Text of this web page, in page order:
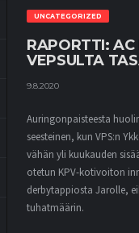
UNCATEGORIZED
RAPORTTI:
VEPSULTA
9.8.2020
Auringonpaisteesta
seesteinen, kun VPS:n
vähän yli kuukauden
otetun KPV-kotivoiton
derbytappiosta Jarolle,
tuhatmäärin.